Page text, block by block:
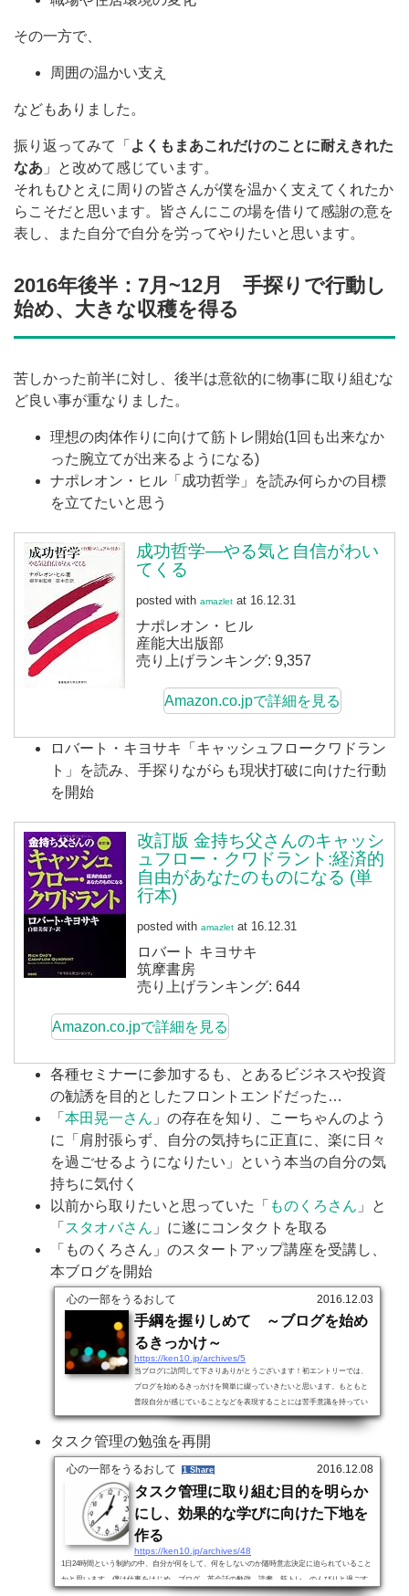
その一方で、
周囲の温かい支え
などもありました。
振り返ってみて「 よくもまあこれだけのことに耐えきれた
なあ 」と改めて感じています。
それもひとえに周りの皆さんが僕を温かく支えてくれたか
らこそだと思います。皆さんにこの場を借りて感謝の意を
表し、また自分で自分を労ってやりたいと思います。
2016年後半：7月~12月 手探りで行動し
始め、大きな収穫を得る
苦しかった前半に対し、後半は意欲的に物事に取り組むな
ど良い事が重なりました。
理想の肉体作りに向けて筋トレ開始(1回も出来なか
った腕立てが出来るようになる)
ナポレオン・ヒル「成功哲学」を読み何らかの目標
を立てたいと思う
成功哲学―やる気と自信がわい
てくる
posted with amazlet at 16.12.31
ナポレオン・ヒル
産能大出版部
売り上げランキング: 9,357
Amazon.co.jpで詳細を見る
ロバート・キヨサキ「キャッシュフロークワドラン
ト」を読み、手探りながらも現状打破に向けた行動
を開始
改訂版 金持ち父さんのキャッシ
ュフロー・クワドラント:経済的
自由があなたのものになる (単
行本)
posted with amazlet at 16.12.31
ロバート キヨサキ
筑摩書房
売り上げランキング: 644
Amazon.co.jpで詳細を見る
各種セミナーに参加するも、とあるビジネスや投資
の勧誘を目的としたフロントエンドだった…
「 本田晃一さん 」の存在を知り、こーちゃんのよう
に「肩肘張らず、自分の気持ちに正直に、楽に日々
を過ごせるようになりたい」という本当の自分の気
持ちに気付く
以前から取りたいと思っていた「 ものくろさん 」と
「 スタオバさん 」に遂にコンタクトを取る
「ものくろさん」のスタートアップ講座を受講し、
本ブログを開始
心の一部をうるおして 2016.12.03
手綱を握りしめて ～ブログを始め
るきっかけ～
https://ken10.jp/archives/5
当ブログに訪問して下さりありがとうございます！初エントリーでは、
ブログを始めるきっかけを簡単に綴っていきたいと思います。もともと
普段自分が感じていることなどを表現することには苦手意識を持ってい
たため、ブログを通じて考えを発信していくことは想像だにしておりま
せんでした。しかし、今回取り組んでみようと思ったのは、ブログを通
じて自分の感じたことや考えを探る機会を設けることで、何かをやりた
いが、何をしたら良いか分からないといった「もどかしく、閉塞した現
タスク管理の勉強を再開
心の一部をうるおして 1 Share 2016.12.08
タスク管理に取り組む目的を明らか
にし、効果的な学びに向けた下地を
作る
https://ken10.jp/archives/48
1日24時間という制約の中、自分が何をして、何をしないのか随時意志決定に迫られていること
かと思います。僕は仕事をはじめ、ブログ、英会話の勉強、読書、筋トレ、のんびりと過ごす